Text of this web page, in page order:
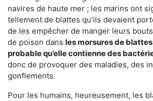
navires de haute mer ; les marins ont
tellement de blattes qu’ils devaient
de les empêcher de manger leurs bouts
de poison dans les morsures de
probable qu’elle contienne des
donc de provoquer des maladies, des
gonflements.
Pour les humains, heureusement, les